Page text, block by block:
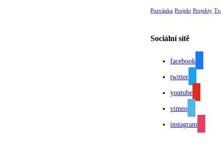
Pozvánka Projekt Projekty
Sociální sítě
facebook
twitter
youtube
vimeo
instagram